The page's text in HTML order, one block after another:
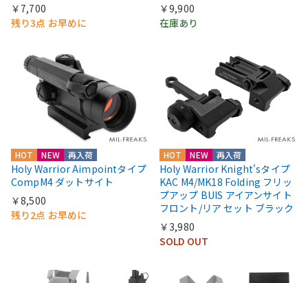
￥7,700
残り3点 お早めに
￥9,900
在庫あり
HOT NEW 再入荷
Holy Warrior Aimpointタイプ
CompM4 ダットサイト
￥8,500
残り2点 お早めに
HOT NEW 再入荷
Holy Warrior Knight'sタイプ
KAC M4/MK18 Folding フリッ
プアップ BUIS アイアンサイト
フロント/リア セット ブラック
￥3,980
SOLD OUT